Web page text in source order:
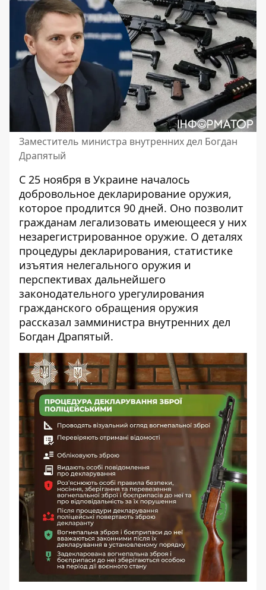
Заместитель министра внутренних дел Богдан
Драпятый
С 25 ноября в Украине началось
добровольное декларирование оружия,
которое продлится 90 дней. Оно позволит
гражданам легализовать имеющееся у них
незарегистрированное оружие. О деталях
процедуры декларирования, статистике
изъятия нелегального оружия и
перспективах дальнейшего
законодательного урегулирования
гражданского обращения оружия
рассказал замминистра внутренних дел
Богдан Драпятый.